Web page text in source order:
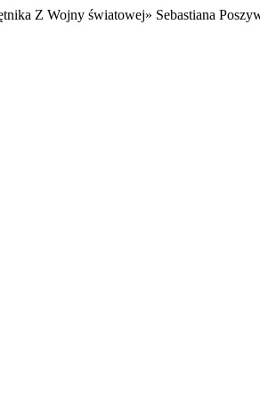
Z Wojny światowej» Sebastiana